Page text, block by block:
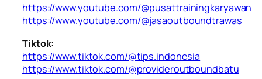
https://www.youtube.com/@pusattrainingkaryawan
https://www.youtube.com/@jasaoutboundtrawas
Tiktok:
https://www.tiktok.com/@tips.indonesia
https://www.tiktok.com/@provideroutboundbatu